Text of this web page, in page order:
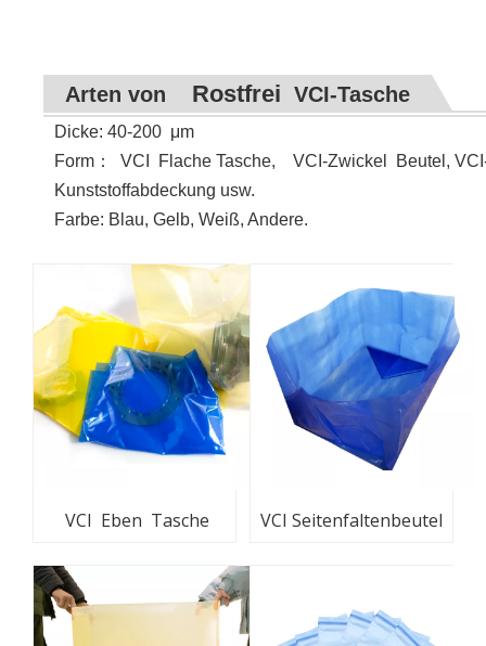
Arten von Rostfrei VCI-Tasche
Dicke: 40-200 μm
Form ： VCI
Flache Tasche, VCI-Zwickel Beutel,
Kunststoffabdeckung usw.
Farbe: Blau, Gelb, Weiß, Andere.
VCI Eben Tasche VCI Seitenfaltenbeutel